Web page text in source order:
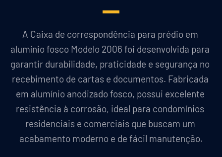
A Caixa de correspondência para prédio em
alumínio fosco Modelo 2006 foi desenvolvida para
garantir durabilidade, praticidade e segurança no
recebimento de cartas e documentos. Fabricada
em alumínio anodizado fosco, possui excelente
resistência à corrosão, ideal para condomínios
residenciais e comerciais que buscam um
acabamento moderno e de fácil manutenção.